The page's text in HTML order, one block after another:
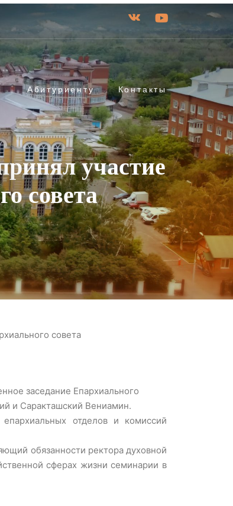
Абитуриенту Контакты
участие
совета
совета
заседание Епархиального
и Саракташский Вениамин.
отделов и комиссий
обязанности ректора духовной
сферах жизни семинарии в